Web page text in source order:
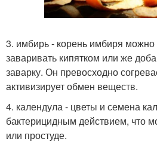
3. имбирь - корень имбиря можно
заваривать кипятком или же
заварку. Он превосходно
активизирует обмен веществ.
4. календула - цветы и семена
бактерицидным действием, что
или простуде.